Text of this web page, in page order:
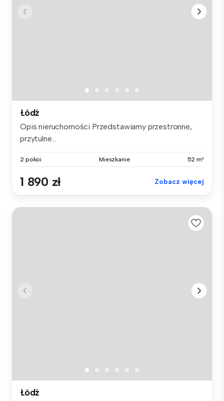
Łódź
Opis nieruchomości Przedstawiamy przestronne,
przytulne...
2 pokoi Mieszkanie 52 m²
1 890 zł Zobacz więcej
Łódź